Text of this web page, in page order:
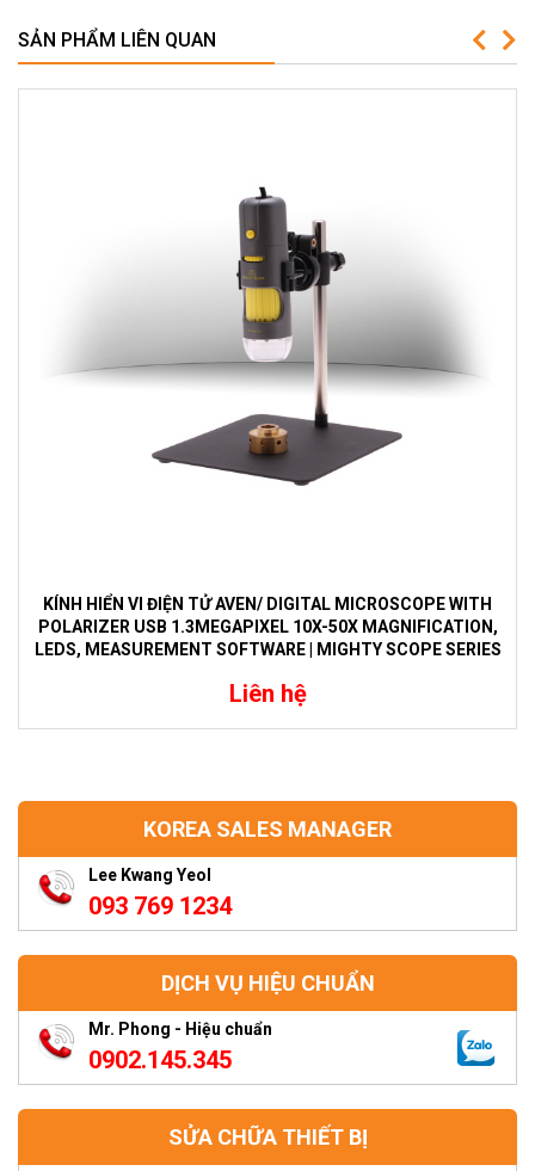
KOREA SALES MANAGER
Lee Kwang Yeol
093 769 1234
DỊCH VỤ HIỆU CHUẨN
Mr. Phong - Hiệu chuẩn
0902.145.345
SỬA CHỮA THIẾT BỊ
SẢN PHẨM LIÊN QUAN
KÍNH HIỂN VI ĐIỆN TỬ AVEN/ DIGITAL MICROSCOPE WITH
POLARIZER USB 1.3MEGAPIXEL 10X-50X MAGNIFICATION,
LEDS, MEASUREMENT SOFTWARE | MIGHTY SCOPE SERIES
Liên hệ